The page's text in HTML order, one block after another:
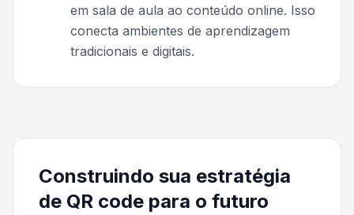
em sala de aula ao conteúdo online. Isso
conecta ambientes de aprendizagem
tradicionais e digitais.
Construindo sua estratégia
de QR code para o futuro